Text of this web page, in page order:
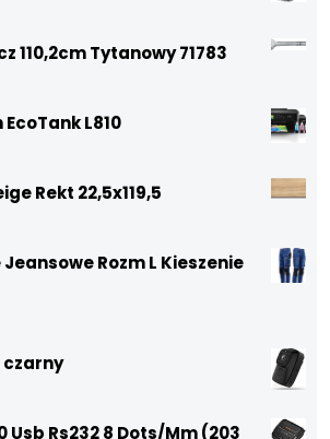
110,2cm Tytanowy 71783
L810
Rekt 22,5x119,5
Rozm L Kieszenie
czarny
Usb Rs232 8 Dots/Mm (203